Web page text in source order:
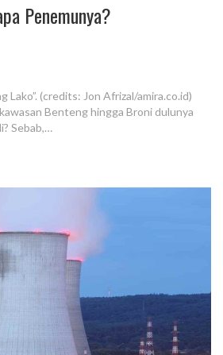
Penemunya?
Lako”. (credits: Jon Afrizal/amira.co.id)
Benteng hingga Broni dulunya
Sebab,…